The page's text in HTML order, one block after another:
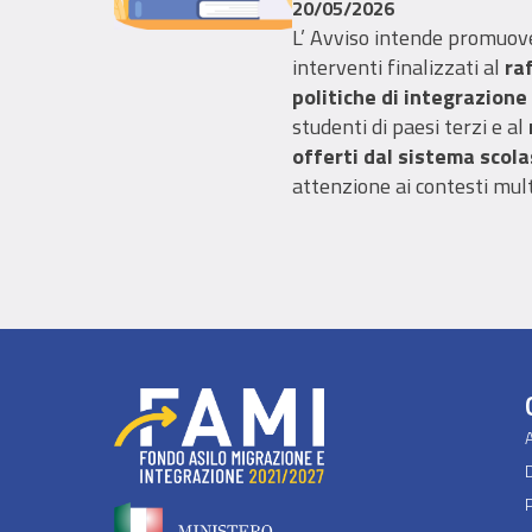
STRANIERI
NELLE
AUTONOME
NEI
20/05/2026
L’ Avviso intende
interventi finalizzati al
politiche di
studenti di paesi terzi e al
offerti dal sistema
attenzione ai contesti
Regionali, delle seguenti
a valere sul Fondo Asilo
2021-2027: Basilicata,
Marche, Molise, Valle
Trento, Provincia
Le risorse complessive